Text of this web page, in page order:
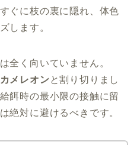
ぐに枝の裏に隠れ、体色
します。
全く向いていません。
メレオンと割り切りまし
餌時の最小限の接触に留
絶対に避けるべきです。